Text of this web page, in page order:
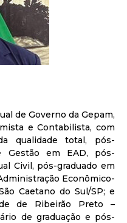
de Governo da Gepam,
e Contabilista, com
qualidade total, pós-
Gestão em EAD, pós-
Civil, pós-graduado em
Econômico-
Caetano do Sul/SP; e
de Ribeirão Preto –
de graduação e pós-